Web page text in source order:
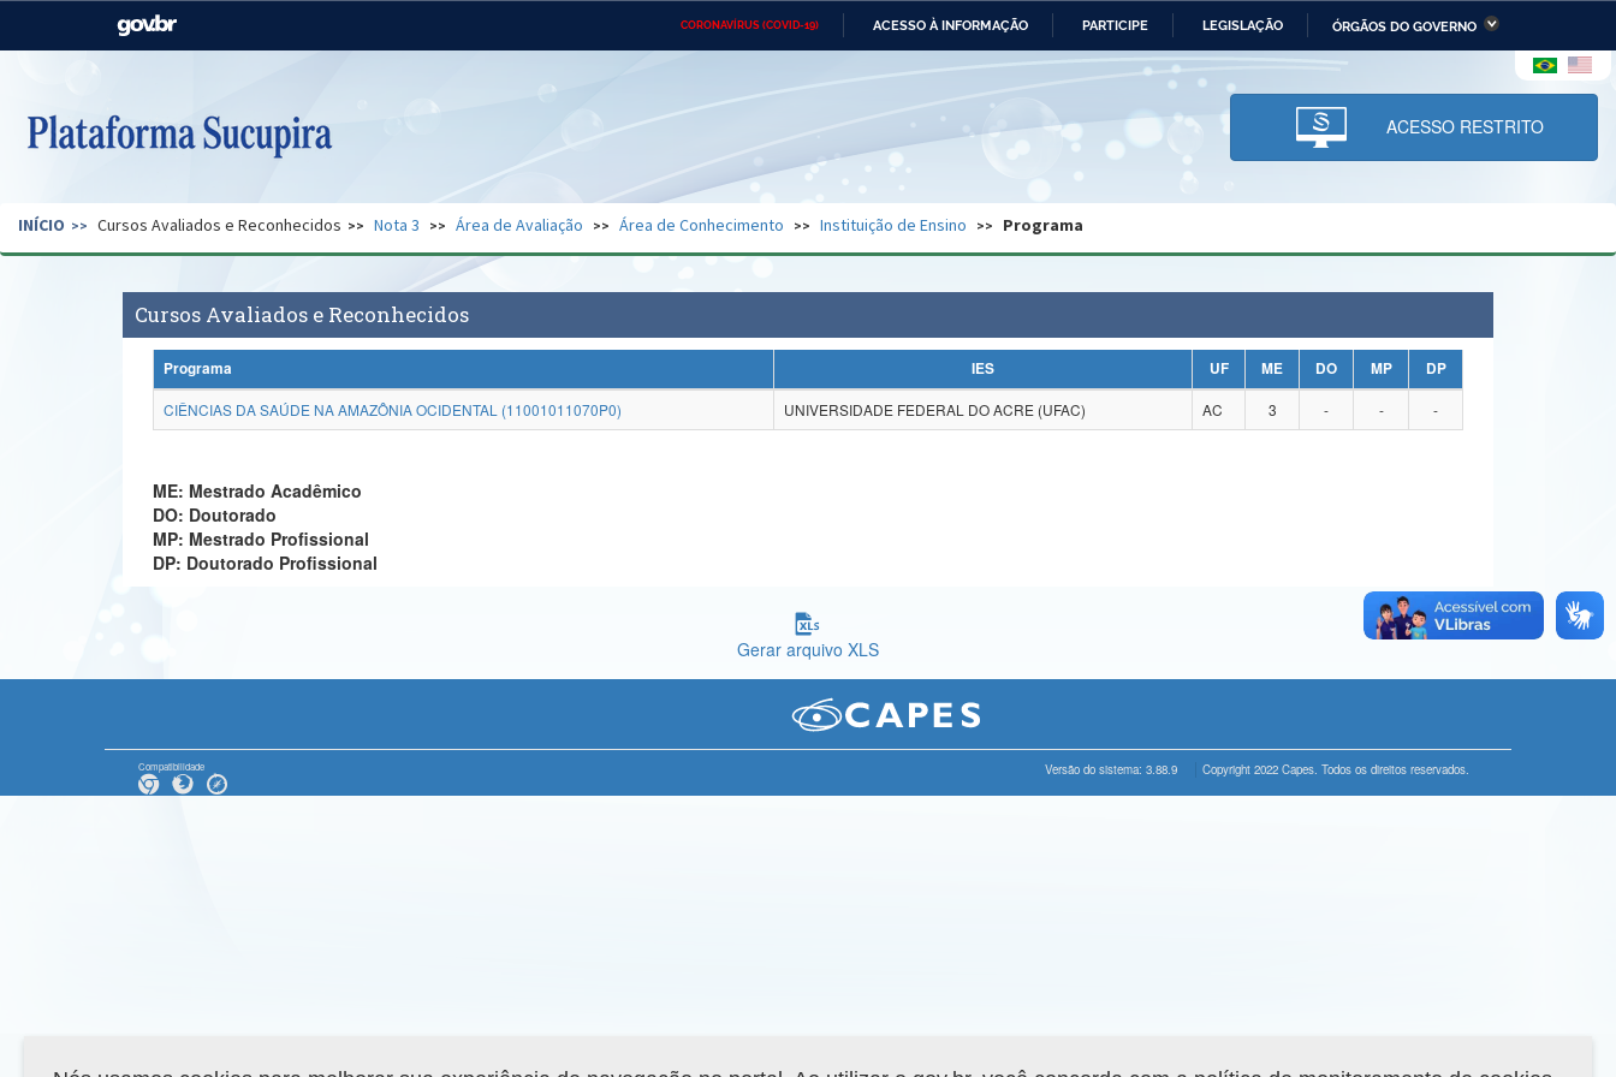
CORONAVÍRUS (COVID-19) ACESSO À INFORMAÇÃO PARTICIPE LEGISLAÇÃO ÓRGÃOS DO GOVERNO
Casa Civil Ministério das Relações Ministério da Economia Ministério da Infraestrutura
Pecuária e Abastecimento
Ministério da Ciência,
Tecnologia, Inovações e
Comunicações
Ministério do Desenvolvimento
Regional e dos Direitos Humanos
Secretaria de Governo Gabinete de Segurança Advocacia-Geral da União Banco Central do Brasil Planalto
ACESSO RESTRITO
INÍCIO Cursos Avaliados e Reconhecidos Nota 3 Área de Avaliação Área de Conhecimento Instituição de Ensino Programa
Cursos Avaliados e Reconhecidos
Programa IES UF ME DO MP
DP
CIÊNCIAS DA SAÚDE NA AMAZÔNIA OCIDENTAL (11001011070P0)
UNIVERSIDADE FEDERAL DO ACRE (UFAC) AC 3 - - -
ME: Mestrado Acadêmico
DO: Doutorado
MP: Mestrado Profissional
DP: Doutorado Profissional
Gerar arquivo XLS
Compatibilidade Versão do sistema: 3.88.9 Copyright 2022 Capes. Todos os direitos reservados.